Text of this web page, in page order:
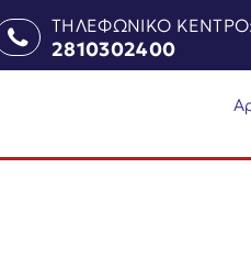
ΤΗΛΕΦΩΝΙΚΟ
2810302400